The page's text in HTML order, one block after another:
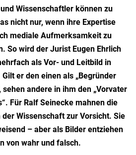
Wissenschaftler können zu
nicht nur, wenn ihre Expertise
mediale Aufmerksamkeit zu
So wird der Jurist Eugen Ehrlich
als Vor- und Leitbild in
er den einen als „Begründer
andere in ihm den „Vorvater
Für Ralf Seinecke mahnen die
Wissenschaft zur Vorsicht. Sie
– aber als Bilder entziehen
von wahr und falsch.